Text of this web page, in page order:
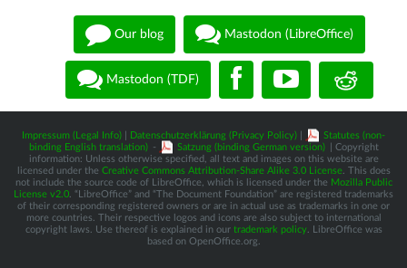
Our blog Mastodon (LibreOffice)
Mastodon (TDF)
Impressum (Legal Info) Datenschutzerklärung (Privacy Policy)
Statutes (non-
binding English translation) - Satzung (binding German version)
| Copyright
information: Unless otherwise specified, all text and images on this website are
licensed under the Creative Commons Attribution-Share Alike 3.0 License. This does
not include the source code of LibreOffice, which is licensed under the Mozilla Public
License v2.0 . “LibreOffice” and “The Document Foundation” are registered trademarks
of their corresponding registered owners or are in actual use as trademarks in one or
more countries. Their respective logos and icons are also subject to international
copyright laws. Use thereof is explained in our trademark policy. LibreOffice was
based on OpenOffice.org.